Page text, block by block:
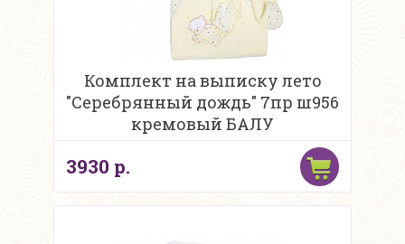
Комплект на выписку лето
"Серебрянный дождь" 7пр ш956
кремовый БАЛУ
3930 р.